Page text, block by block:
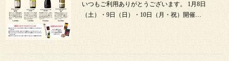
いつもご利用ありがとうございます。 1月8日
（土）・9日（日）・10日（月・祝）開催…